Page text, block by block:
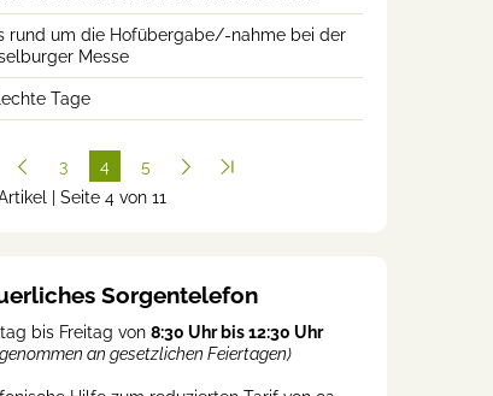
rund um die Hofübergabe/-nahme bei der
Messe
Tage
3
4
(cur
5
| Seite 4 von 11
Sorgentelefon
bis Freitag von 8:30 Uhr bis 12:30 Uhr
an gesetzlichen Feiertagen)